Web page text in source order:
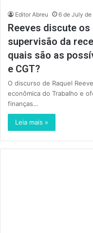
Editor Abreu 6 de July
Reeves discute
supervisão da
quais são as
e CGT?
O discurso de Raquel
econômica do Trabalho e
finanças…
Leia mais »